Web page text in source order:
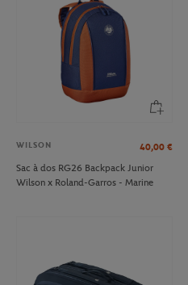
WILSON 40,00 €
Sac à dos RG26 Backpack Junior
Wilson x Roland-Garros - Marine